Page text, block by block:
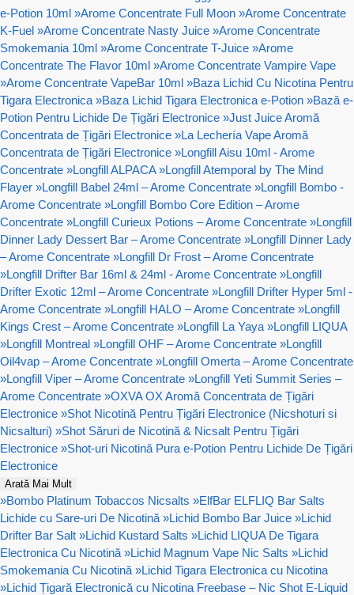
e-Potion 10ml »Arome Concentrate Full Moon »Arome Concentrate
K-Fuel »Arome Concentrate Nasty Juice »Arome Concentrate
Smokemania 10ml »Arome Concentrate T-Juice »Arome
Concentrate The Flavor 10ml »Arome Concentrate Vampire Vape
»Arome Concentrate VapeBar 10ml »Baza Lichid Cu Nicotina Pentru
Tigara Electronica »Baza Lichid Tigara Electronica e-Potion »Bază e-
Potion Pentru Lichide De Țigări Electronice »Just Juice Aromă
Concentrata de Țigări Electronice »La Lechería Vape Aromă
Concentrata de Țigări Electronice »Longfill Aisu 10ml - Arome
Concentrate »Longfill ALPACA »Longfill Atemporal by The Mind
Flayer »Longfill Babel 24ml – Arome Concentrate »Longfill Bombo -
Arome Concentrate »Longfill Bombo Core Edition – Arome
Concentrate »Longfill Curieux Potions – Arome Concentrate »Longfill
Dinner Lady Dessert Bar – Arome Concentrate »Longfill Dinner Lady
– Arome Concentrate »Longfill Dr Frost – Arome Concentrate
»Longfill Drifter Bar 16ml & 24ml - Arome Concentrate »Longfill
Drifter Exotic 12ml – Arome Concentrate »Longfill Drifter Hyper 5ml -
Arome Concentrate »Longfill HALO – Arome Concentrate »Longfill
Kings Crest – Arome Concentrate »Longfill La Yaya »Longfill LIQUA
»Longfill Montreal »Longfill OHF – Arome Concentrate »Longfill
Oil4vap – Arome Concentrate »Longfill Omerta – Arome Concentrate
»Longfill Viper – Arome Concentrate »Longfill Yeti Summit Series –
Arome Concentrate »OXVA OX Aromă Concentrata de Țigări
Electronice »Shot Nicotină Pentru Țigări Electronice (Nicshoturi si
Nicsalturi) »Shot Săruri de Nicotină & Nicsalt Pentru Țigări
Electronice »Shot-uri Nicotină Pura e-Potion Pentru Lichide De Țigări
Electronice
Arată Mai Mult
»Bombo Platinum Tobaccos Nicsalts »ElfBar ELFLIQ Bar Salts
Lichide cu Sare-uri De Nicotină »Lichid Bombo Bar Juice »Lichid
Drifter Bar Salt »Lichid Kustard Salts »Lichid LIQUA De Tigara
Electronica Cu Nicotină »Lichid Magnum Vape Nic Salts »Lichid
Smokemania Cu Nicotină »Lichid Tigara Electronica cu Nicotina
»Lichid Țigară Electronică cu Nicotina Freebase – Nic Shot E-Liquid